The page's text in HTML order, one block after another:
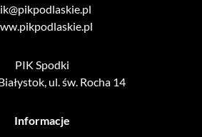
PIK Spodki
ul. św. Rocha 14
Informacje